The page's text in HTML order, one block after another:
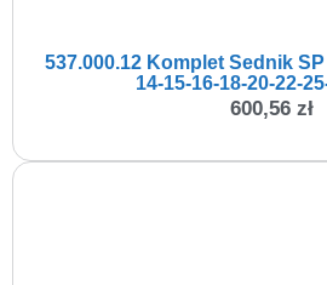
537.000.12 Komplet Sednik
14-15-16-18-20-22-
600,56 zł